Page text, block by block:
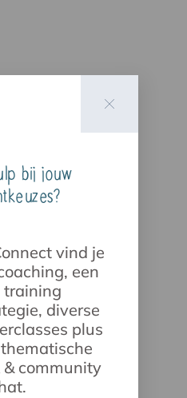
bij jouw
vind je
een
training
diverse
plus
community